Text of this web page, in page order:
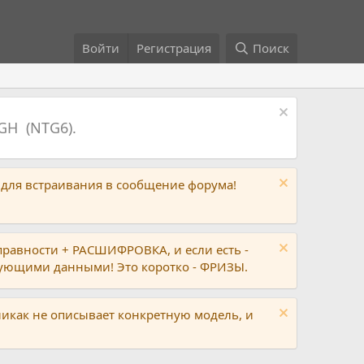
Войти Регистрация Поиск
(NTG6).
встраивания в сообщение форума!
+ РАСШИФРОВКА, и если есть -
данными! Это коротко - ФРИЗЫ.
не описывает конкретную модель, и